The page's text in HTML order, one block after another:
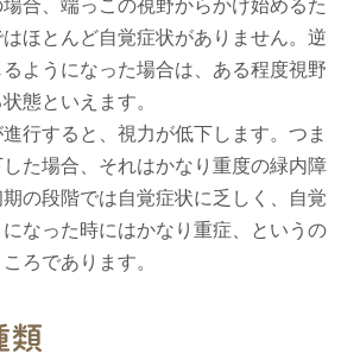
合、端っこの視野からかけ始めるた
ほとんど自覚症状がありません。逆
ようになった場合は、ある程度視野
態といえます。
行すると、視力が低下します。つま
た場合、それはかなり重度の緑内障
の段階では自覚症状に乏しく、自覚
なった時にはかなり重症、というの
ろであります。
類